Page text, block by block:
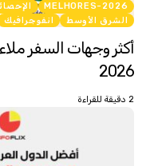
MELHORES-2026
الشرق الأوسط
انفوجرافيك
أكثر وجهات السفر
2026
2 دقيقة للقراءة